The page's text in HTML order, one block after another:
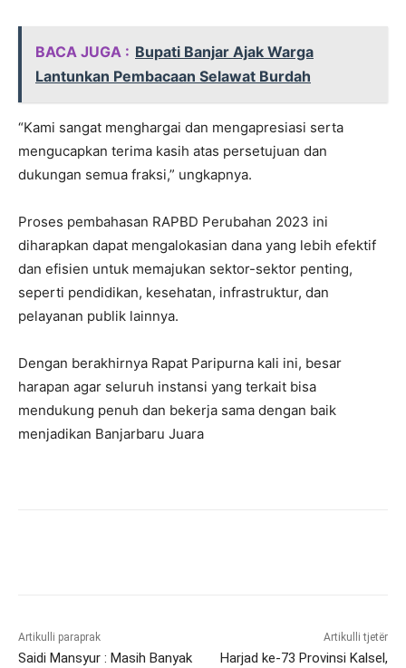
BACA JUGA : Bupati Banjar Ajak Warga
Lantunkan Pembacaan Selawat Burdah
“Kami sangat menghargai dan mengapresiasi serta
mengucapkan terima kasih atas persetujuan dan
dukungan semua fraksi,” ungkapnya.
Proses pembahasan RAPBD Perubahan 2023 ini
diharapkan dapat mengalokasian dana yang lebih efektif
dan efisien untuk memajukan sektor-sektor penting,
seperti pendidikan, kesehatan, infrastruktur, dan
pelayanan publik lainnya.
Dengan berakhirnya Rapat Paripurna kali ini, besar
harapan agar seluruh instansi yang terkait bisa
mendukung penuh dan bekerja sama dengan baik
menjadikan Banjarbaru Juara
Artikulli paraprak
Saidi Mansyur : Masih Banyak
Artikulli tjetër
Harjad ke-73 Provinsi Kalsel,